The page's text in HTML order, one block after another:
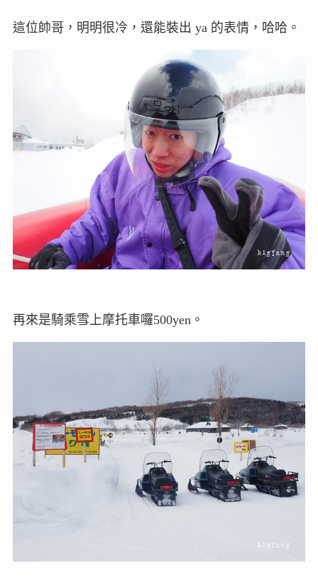
這位帥哥，明明很冷，還能裝出 ya 的表情，哈哈。
再來是騎乘雪上摩托車囉500yen。